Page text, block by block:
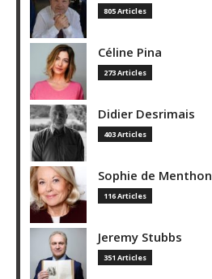
805 Articles
Céline Pina
273 Articles
Didier Desrimais
403 Articles
Sophie de Menthon
116 Articles
Jeremy Stubbs
351 Articles